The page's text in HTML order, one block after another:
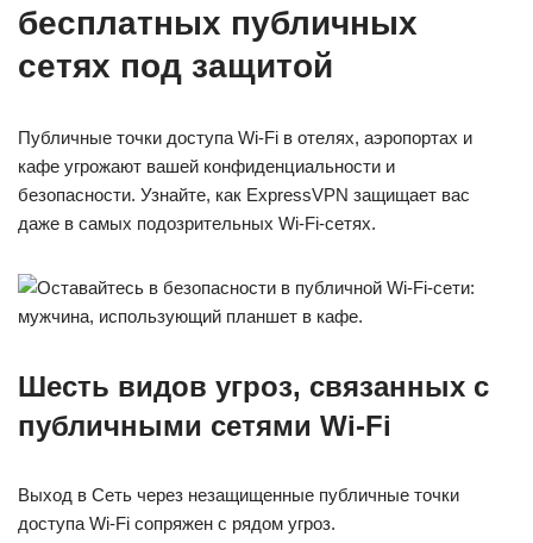
бесплатных публичных
сетях под защитой
Публичные точки доступа Wi-Fi в отелях, аэропортах и
кафе угрожают вашей конфиденциальности и
безопасности. Узнайте, как ExpressVPN защищает вас
даже в самых подозрительных Wi-Fi-сетях.
Шесть видов угроз, связанных с
публичными сетями Wi-Fi
Выход в Сеть через незащищенные публичные точки
доступа Wi-Fi сопряжен с рядом угроз.